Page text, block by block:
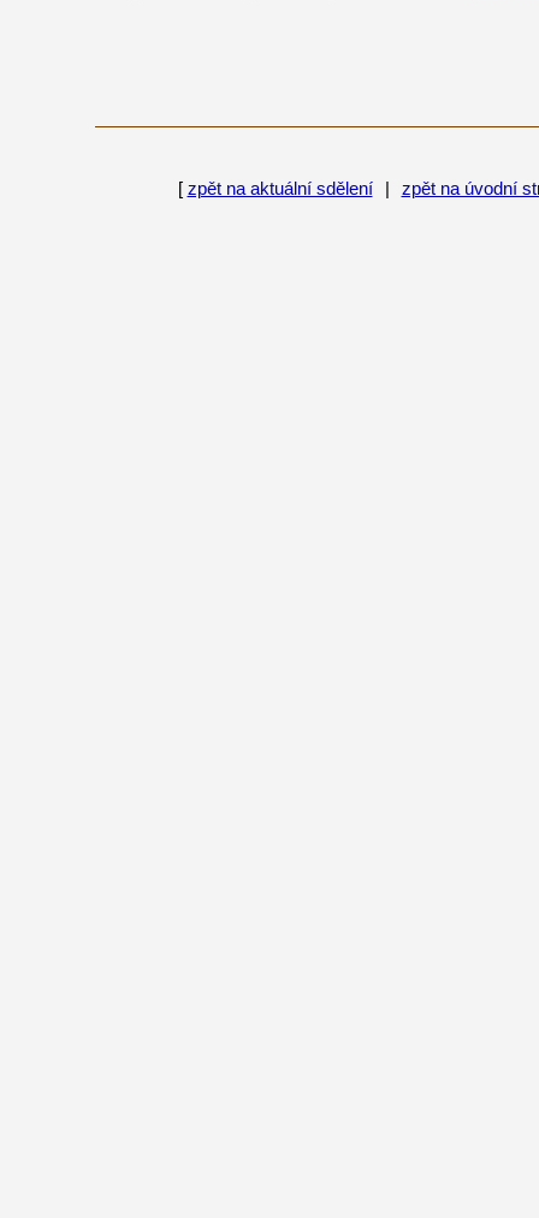
[ zpět na aktuální sdělení | zpět na úvodní